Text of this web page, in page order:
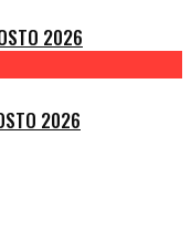
2026
2026